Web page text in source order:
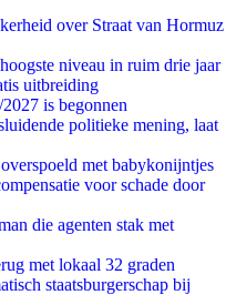
over Straat van Hormuz
niveau in ruim drie jaar
uitbreiding
is begonnen
politieke mening, laat
met babykonijntjes
voor schade door
die agenten stak met
met lokaal 32 graden
staatsburgerschap bij